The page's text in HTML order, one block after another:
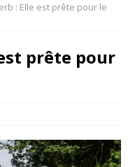
: Elle est prête pour le
prête pour